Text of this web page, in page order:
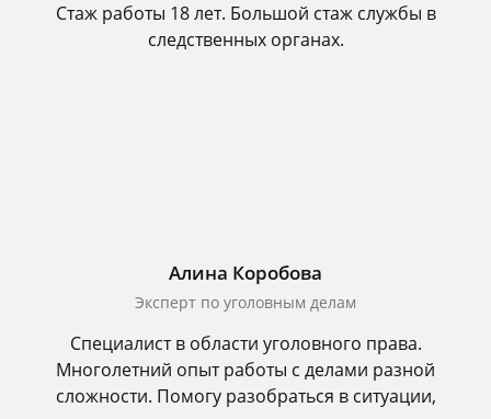
Стаж работы 18 лет. Большой стаж службы в
следственных органах.
Алина Коробова
Эксперт по уголовным делам
Специалист в области уголовного права.
Многолетний опыт работы с делами разной
сложности. Помогу разобраться в ситуации,